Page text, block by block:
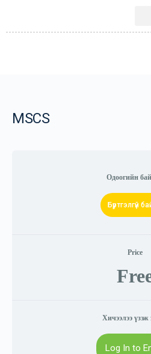
MSCS
Одоогийн
Бүртгэлгүй
Price
Хичээлээ үзэж
Log In to